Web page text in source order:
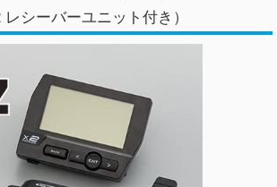
シーバーユニット付き）